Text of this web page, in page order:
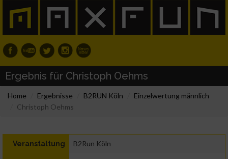
Ergebnis für Christoph Oehms
Home Ergebnisse B2RUN Köln
Einzelwertung männlich
Christoph Oehms
Veranstaltung B2Run Köln